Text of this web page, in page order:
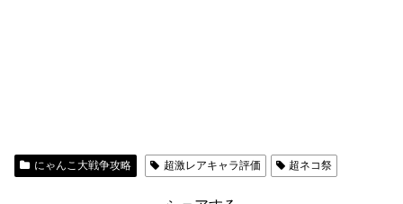
にゃんこ大戦争攻略 超激レアキャラ評価 超ネコ祭